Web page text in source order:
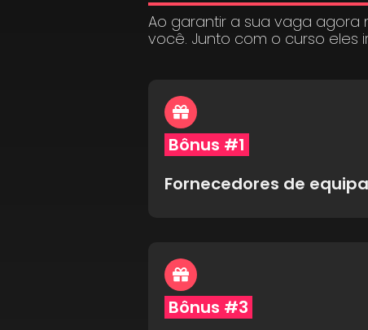
Ao garantir a sua vaga
você. Junto com o curso eles
Bônus #1
Fornecedores de
Bônus #3